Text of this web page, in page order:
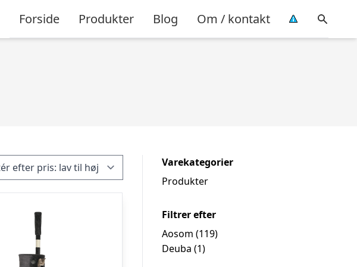
Forside Produkter Blog Om / kontakt
Varekategorier
Produkter
Filtrer efter
Aosom (119)
Deuba (1)